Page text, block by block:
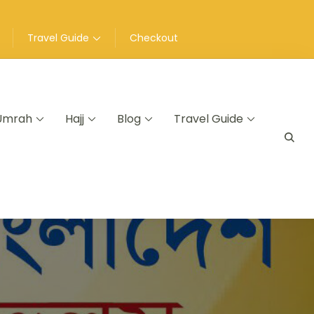
Travel Guide Checkout
Hajj Blog Travel Guide